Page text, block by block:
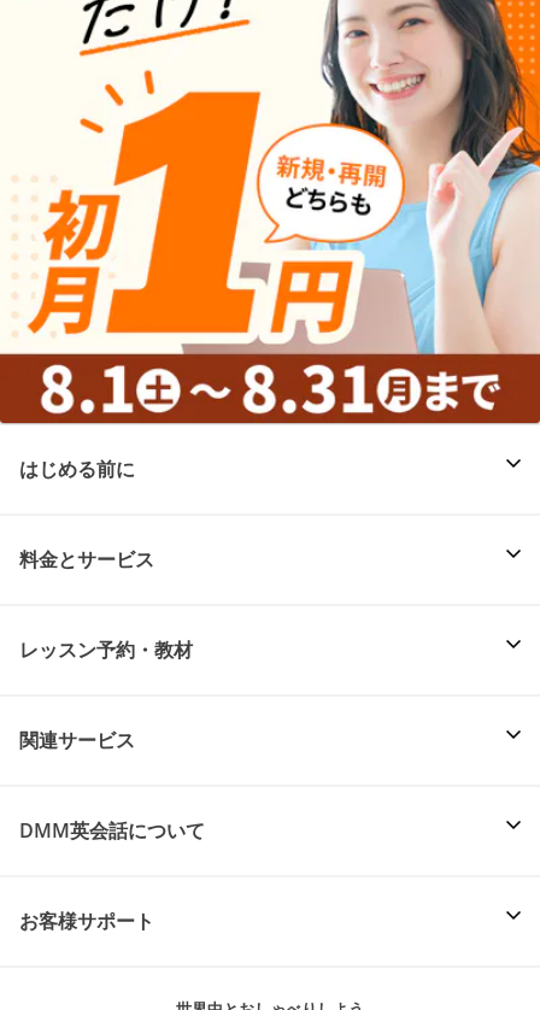
はじめる前に
料金とサービス
レッスン予約・教材
関連サービス
DMM英会話について
お客様サポート